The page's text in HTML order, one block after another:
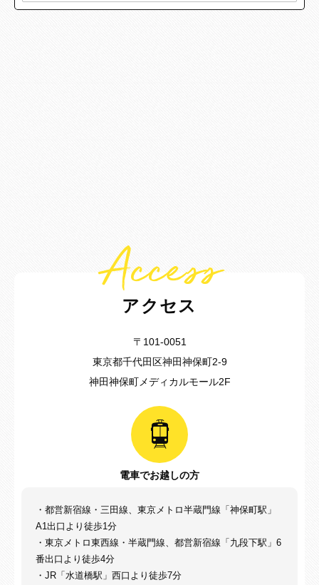
Access
アクセス
〒101-0051
東京都千代田区神田神保町2-9
神田神保町メディカルモール2F
電車でお越しの方
・都営新宿線・三田線、東京メトロ半蔵門線「神保町駅」
A1出口より徒歩1分
・東京メトロ東西線・半蔵門線、都営新宿線「九段下駅」6
番出口より徒歩4分
・JR「水道橋駅」西口より徒歩7分